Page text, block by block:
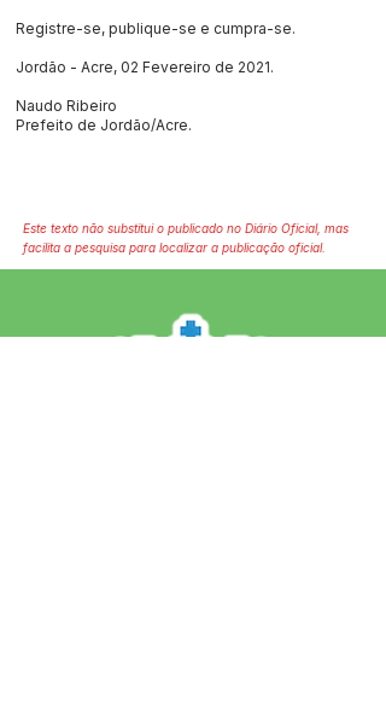
Registre-se, publique-se e cumpra-se.
Jordão - Acre, 02 Fevereiro de 2021.
Naudo Ribeiro
Prefeito de Jordão/Acre.
Este texto não substitui o publicado no Diário Oficial, mas
facilita a pesquisa para localizar a publicação oficial.